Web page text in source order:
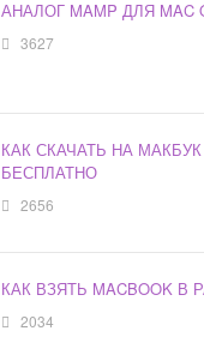
АНАЛОГ MAMP ДЛЯ MAC
3627
КАК СКАЧАТЬ НА
БЕСПЛАТНО
2656
КАК ВЗЯТЬ MACBOOK В
2034